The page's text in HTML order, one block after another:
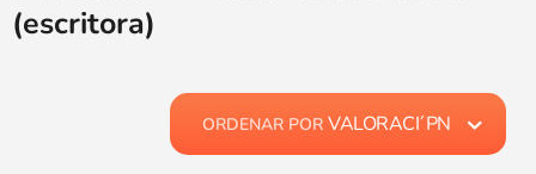
(escritora)
ORDENAR PORVALORACI´PN